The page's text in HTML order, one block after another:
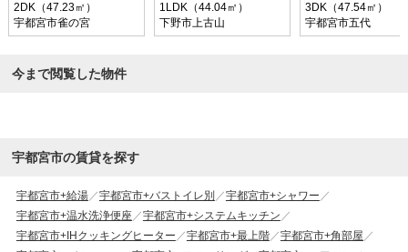
2DK（47.23㎡）
宇都宮市雀の宮
1LDK（44.04㎡）
下野市上古山
3DK（47.54㎡）
宇都宮市五代
今まで閲覧した物件
宇都宮市の賃貸を探す
宇都宮市+給湯 宇都宮市+バストイレ別
宇都宮市+シャワー
宇都宮市+温水洗浄便座
宇都宮市+システムキッチン
宇都宮市+IHクッキングヒーター
宇都宮市+最上階
宇都宮市+角部屋